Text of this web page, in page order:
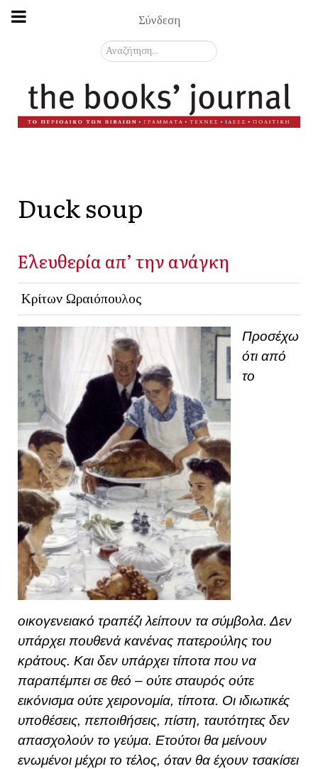
Σύνδεση
Αναζήτηση...
Duck soup
Ελευθερία απ’ την ανάγκη
Κρίτων Ωραιόπουλος
Προσέχω
ότι από
το
οικογενειακό τραπέζι λείπουν τα σύμβολα. Δεν
υπάρχει πουθενά κανένας πατερούλης του
κράτους. Και δεν υπάρχει τίποτα που να
παραπέμπει σε θεό – ούτε σταυρός ούτε
εικόνισμα ούτε χειρονομία, τίποτα. Οι ιδιωτικές
υποθέσεις, πεποιθήσεις, πίστη, ταυτότητες δεν
απασχολούν το γεύμα. Ετούτοι θα μείνουν
ενωμένοι μέχρι το τέλος, όταν θα έχουν τσακίσει